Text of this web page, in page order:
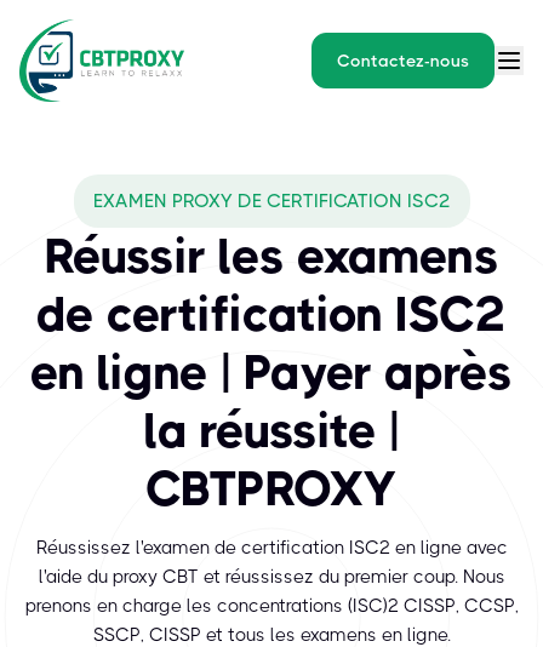
Contactez-nous
L'International Information System Security Certification
EXAMEN PROXY DE CERTIFICATION ISC2
Réussir les examens
de certification ISC2
en ligne | Payer après
la réussite |
CBTPROXY
Réussissez l'examen de certification ISC2 en ligne avec
l'aide du proxy CBT et réussissez du premier coup. Nous
prenons en charge les concentrations (ISC)² CISSP, CCSP,
SSCP, CISSP et tous les examens en ligne.